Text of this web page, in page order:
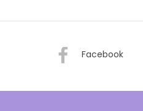
Facebook